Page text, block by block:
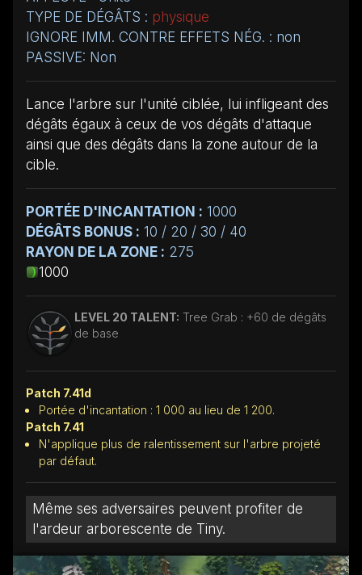
TYPE DE DÉGÂTS : physique
IGNORE IMM. CONTRE EFFETS NÉG. : non
PASSIVE: Non
Lance l'arbre sur l'unité ciblée, lui infligeant des
dégâts égaux à ceux de vos dégâts d'attaque
ainsi que des dégâts dans la zone autour de la
cible.
PORTÉE D'INCANTATION : 1000
DÉGÂTS BONUS : 10 / 20 / 30 / 40
RAYON DE LA ZONE : 275
1000
LEVEL 20 TALENT: Tree Grab : +60 de dégâts
de base
Patch 7.41d
Portée d'incantation : 1 000 au lieu de 1 200.
Patch 7.41
N'applique plus de ralentissement sur l'arbre projeté
par défaut.
Même ses adversaires peuvent profiter de
l'ardeur arborescente de Tiny.